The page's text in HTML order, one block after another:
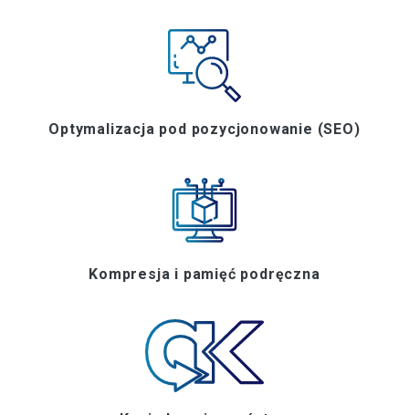
Optymalizacja pod pozycjonowanie (SEO)
Kompresja i pamięć podręczna